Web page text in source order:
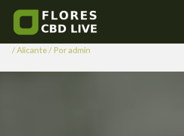
contenido
Comprar Flores CBD en
Facheca
/Alicante/ Poradmin